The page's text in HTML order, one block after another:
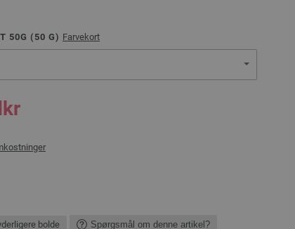
50G ( 50 G) Farvekort
bolde Spørgsmål om denne artikel?